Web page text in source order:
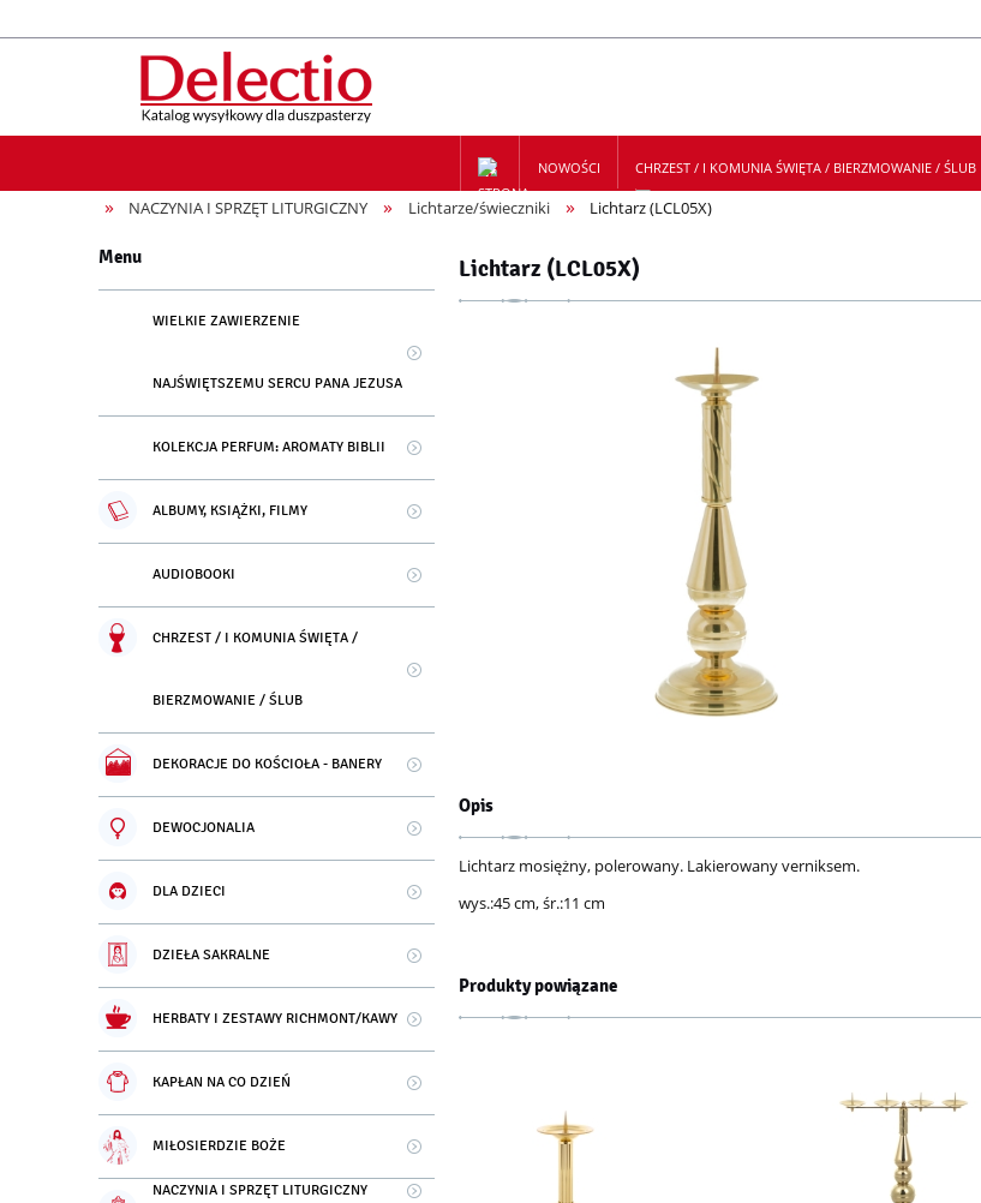
NOWOŚCI CHRZEST / I KOMUNIA ŚWIĘTA / BIERZMOWANIE / ŚLUB
» NACZYNIA I SPRZĘT LITURGICZNY » Lichtarze/świeczniki » Lichtarz (LCL05X)
Menu
WIELKIE ZAWIERZENIE
NAJŚWIĘTSZEMU SERCU PANA JEZUSA
KOLEKCJA PERFUM: AROMATY BIBLII
ALBUMY, KSIĄŻKI, FILMY
AUDIOBOOKI
CHRZEST / I KOMUNIA ŚWIĘTA /
BIERZMOWANIE / ŚLUB
DEKORACJE DO KOŚCIOŁA - BANERY
DEWOCJONALIA
DLA DZIECI
DZIEŁA SAKRALNE
HERBATY I ZESTAWY RICHMONT/KAWY
KAPŁAN NA CO DZIEŃ
MIŁOSIERDZIE BOŻE
NACZYNIA I SPRZĘT LITURGICZNY
Lichtarz (LCL05X)
Opis
Lichtarz mosiężny, polerowany. Lakierowany verniksem.
wys.:45 cm, śr.:11 cm
Produkty powiązane